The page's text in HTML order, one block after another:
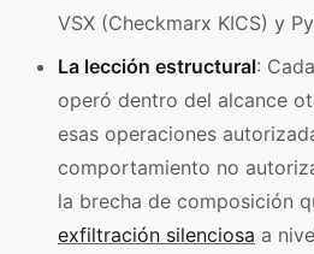
VSX (Checkmarx KICS) y
La lección estructural:
operó dentro del alcance
esas operaciones
comportamiento no
la brecha de composición
exfiltración silenciosa a